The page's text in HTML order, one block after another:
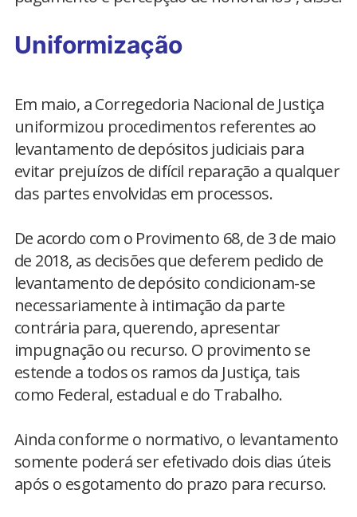
Uniformização
Em maio, a Corregedoria Nacional de Justiça
uniformizou procedimentos referentes ao
levantamento de depósitos judiciais para
evitar prejuízos de difícil reparação a qualquer
das partes envolvidas em processos.
De acordo com o Provimento 68, de 3 de maio
de 2018, as decisões que deferem pedido de
levantamento de depósito condicionam-se
necessariamente à intimação da parte
contrária para, querendo, apresentar
impugnação ou recurso. O provimento se
estende a todos os ramos da Justiça, tais
como Federal, estadual e do Trabalho.
Ainda conforme o normativo, o levantamento
somente poderá ser efetivado dois dias úteis
após o esgotamento do prazo para recurso.